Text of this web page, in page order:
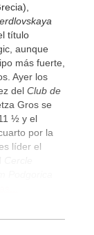
título
aunque
más fuerte,
Ayer los
del Club de
Gros se
½ y el
por la
líder el